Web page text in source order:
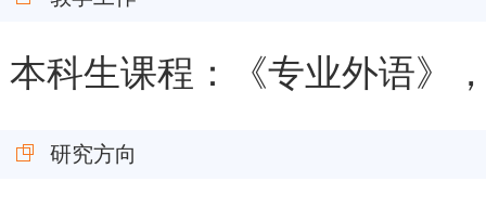
本科生课程：《专业外语》
研究方向